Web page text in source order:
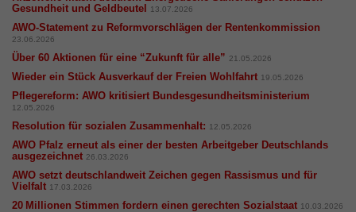
Gesundheit und Geldbeutel
13.07.2026
​​​​​​​AWO-Statement zu Reformvorschlägen der Rentenkommission
23.06.2026
Über 60 Aktionen für eine “Zukunft für alle” 21.05.2026
Wieder ein Stück Ausverkauf der Freien Wohlfahrt 19.05.2026
Pflegereform: AWO kritisiert Bundesgesundheitsministerium
12.05.2026
Resolution für sozialen Zusammenhalt: 12.05.2026
AWO Pfalz erneut als einer der besten Arbeitgeber Deutschlands
ausgezeichnet 26.03.2026
AWO setzt deutschlandweit Zeichen gegen Rassismus und für
Vielfalt 17.03.2026
20 Millionen Stimmen fordern einen gerechten Sozialstaat 10.03.2026